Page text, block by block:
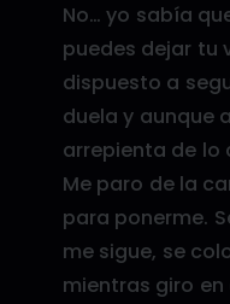
No… yo sabía
puedes dejar tu
dispuesto a
duela y aunque
arrepienta de lo
Me paro de la
para ponerme.
me sigue, se
mientras giro